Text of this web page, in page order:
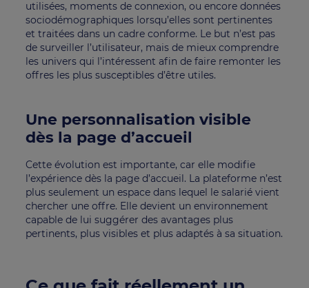
utilisées, moments de connexion, ou encore données
sociodémographiques lorsqu’elles sont pertinentes
et traitées dans un cadre conforme. Le but n’est pas
de surveiller l’utilisateur, mais de mieux comprendre
les univers qui l’intéressent afin de faire remonter les
offres les plus susceptibles d’être utiles.
Une personnalisation visible
dès la page d’accueil
Cette évolution est importante, car elle modifie
l’expérience dès la page d’accueil. La plateforme n’est
plus seulement un espace dans lequel le salarié vient
chercher une offre. Elle devient un environnement
capable de lui suggérer des avantages plus
pertinents, plus visibles et plus adaptés à sa situation.